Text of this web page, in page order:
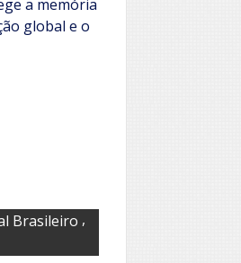
a memória
global e o
Brasileiro ,